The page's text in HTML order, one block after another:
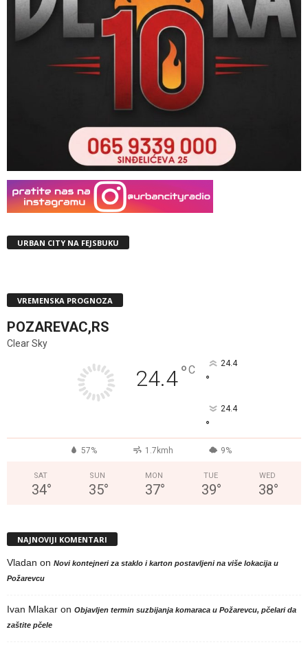
URBAN CITY NA FEJSBUKU
VREMENSKA PROGNOZA
POZAREVAC,RS
Clear Sky
24.4°C 24.4
°
24.4
°
57% 1.7kmh 9%
SAT
34°
SUN
35°
MON
37°
TUE
39°
WED
38°
NAJNOVIJI KOMENTARI
Vladan on Novi kontejneri za staklo i karton postavljeni na više lokacija u
Požarevcu
Ivan Mlakar on Objavljen termin suzbijanja komaraca u Požarevcu, pčelari da
zaštite pčele